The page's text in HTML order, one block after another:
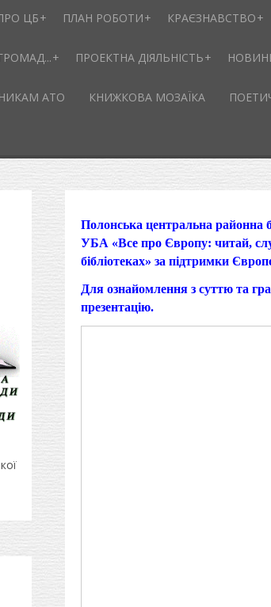
ЦБ ПЛАН РОБОТИ КРАЄЗНАВСТВО
ПРОЕКТНА ДІЯЛЬНІСТЬ
АТО КНИЖКОВА МОЗАЇКА
Полонська центральна районна
УБА «Все про Європу: читай,
бібліотеках» за підтримки
Для ознайомлення з суттю та
презентацію.